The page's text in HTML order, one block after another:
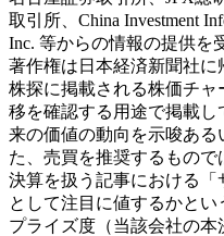
取引所、China Investment
Inc. 等からの情報の提供を
著作権は日本経済新聞社に
株探に掲載される株価チ
移を確認する用途で掲載
来の価値の動向を示唆ある
た、売買を推奨するもので
決算を扱う記事における
として注目に値するかと
プライズ度（当該会社の